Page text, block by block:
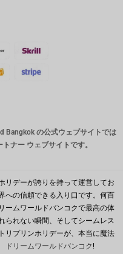
Bangkok の公式ウェブサイトでは
ナー ウェブサイトです。
リデーが誇りを持って運営してお
への信頼できる入り口です。何百
ームワールドバンコクで最高の体
られない瞬間、そしてシームレス
リプリンホリデーが、本当に魔法
ドリームワールドバンコク !